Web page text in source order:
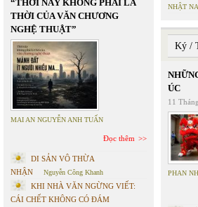
“THỜI NÀY KHÔNG PHẢI LÀ
THỜI CỦA VĂN CHƯƠNG
NGHỆ THUẬT”
MAI AN NGUYỄN ANH TUẤN
Đọc thêm
DI SẢN VÔ THỪA
NHẬN
Nguyễn Công Khanh
KHI NHÀ VĂN NGỪNG VIẾT:
CÁI CHẾT KHÔNG CÓ ĐÁM
NHẬT
Ký /
ÚC
11
PHAN